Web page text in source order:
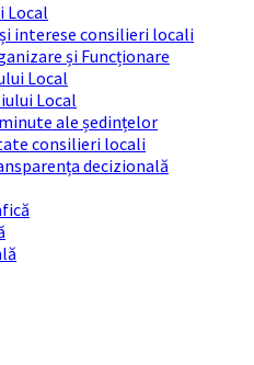
Local
interese consilieri locali
și Funcționare
Local
Local
ale ședințelor
consilieri locali
decizională